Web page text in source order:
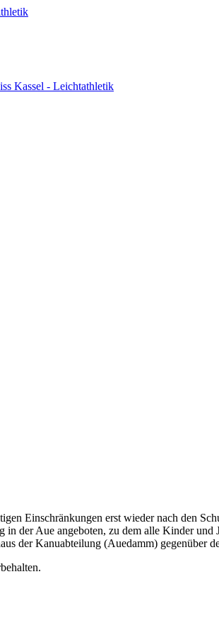
Kassel - Leichtathletik
Einschränkungen erst wieder nach den
in der Aue angeboten, zu dem alle Kinder
der Kanuabteilung (Auedamm) gegenüber